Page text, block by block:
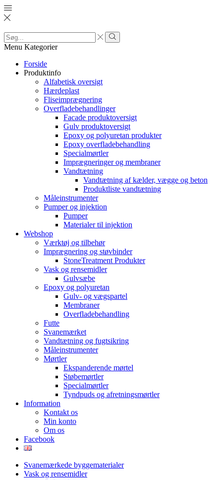
Search
input
Search
Menu Kategorier
Forside
Produktinfo
Alfabetisk oversigt
Hærdeplast
Fliseimprægnering
Overfladebehandlinger
Facade produktoversigt
Gulv produktoversigt
Epoxy og polyuretan produkter
Epoxy overfladebehandling
Specialmørtler
Imprægneringer og membraner
Vandtætning
Vandtætning af kælder, vægge og beton
Produktliste vandtætning
Måleinstrumenter
Pumper og injektion
Pumper
Materialer til injektion
Webshop
Værktøj og tilbehør
Imprægnering og støvbinder
StoneTreatment Produkter
Vask og rensemidler
Gulvsæbe
Epoxy og polyuretan
Gulv- og vægspartel
Membraner
Overfladebehandling
Futte
Svanemærket
Vandtætning og fugtsikring
Måleinstrumenter
Mørtler
Ekspanderende mørtel
Støbemørtler
Specialmørtler
Tyndpuds og afretningsmørtler
Information
Kontakt os
Min konto
Om os
Facebook
Svanemærkede byggematerialer
Vask og rensemidler